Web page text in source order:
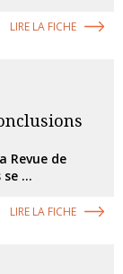
LIRE LA FICHE
Revue de
...
LIRE LA FICHE